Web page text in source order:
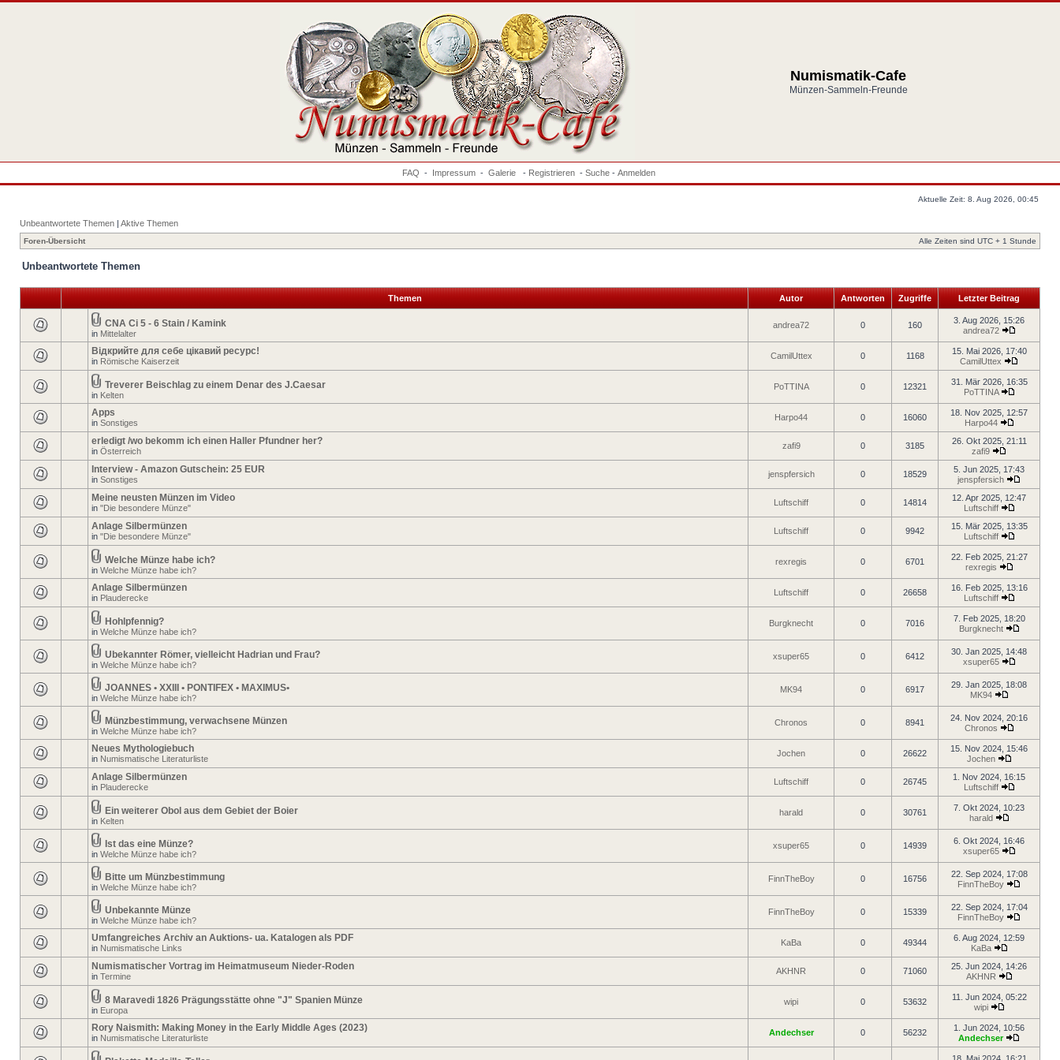
Numismatik-Cafe
Münzen-Sammeln-Freunde
FAQ - Impressum - Galerie - Registrieren - Suche - Anmelden
Aktuelle Zeit: 8. Aug 2026, 00:45
Unbeantwortete Themen | Aktive Themen
Foren-Übersicht Alle Zeiten sind UTC + 1 Stunde
Unbeantwortete Themen
Themen Autor Antworten Zugriffe Letzter Beitrag
CNA Ci 5 - 6 Stain / Kamink
in Mittelalter
andrea72 0 160
3. Aug 2026, 15:26
andrea72
Відкрийте для себе цікавий ресурс!
in Römische Kaiserzeit
CamilUttex 0 1168
15. Mai 2026, 17:40
CamilUttex
Treverer Beischlag zu einem Denar des J.Caesar
in Kelten
PoTTINA 0 12321
31. Mär 2026, 16:35
PoTTINA
Apps
in Sonstiges
Harpo44 0 16060
18. Nov 2025, 12:57
Harpo44
erledigt /wo bekomm ich einen Haller Pfundner her?
in Österreich
zafi9 0 3185
26. Okt 2025, 21:11
zafi9
Interview - Amazon Gutschein: 25 EUR
in Sonstiges
jenspfersich 0 18529
5. Jun 2025, 17:43
jenspfersich
Meine neusten Münzen im Video
in "Die besondere Münze"
Luftschiff 0 14814
12. Apr 2025, 12:47
Luftschiff
Anlage Silbermünzen
in "Die besondere Münze"
Luftschiff 0 9942
15. Mär 2025, 13:35
Luftschiff
Welche Münze habe ich?
in Welche Münze habe ich?
rexregis 0 6701
22. Feb 2025, 21:27
rexregis
Anlage Silbermünzen
in Plauderecke
Luftschiff 0 26658
16. Feb 2025, 13:16
Luftschiff
Hohlpfennig?
in Welche Münze habe ich?
Burgknecht 0 7016
7. Feb 2025, 18:20
Burgknecht
Ubekannter Römer, vielleicht Hadrian und Frau?
in Welche Münze habe ich?
xsuper65 0 6412
30. Jan 2025, 14:48
xsuper65
JOANNES • XXIII • PONTIFEX • MAXIMUS•
in Welche Münze habe ich?
MK94 0 6917
29. Jan 2025, 18:08
MK94
Münzbestimmung, verwachsene Münzen
in Welche Münze habe ich?
Chronos 0 8941
24. Nov 2024, 20:16
Chronos
Neues Mythologiebuch
in Numismatische Literaturliste
Jochen 0 26622
15. Nov 2024, 15:46
Jochen
Anlage Silbermünzen
in Plauderecke
Luftschiff 0 26745
1. Nov 2024, 16:15
Luftschiff
Ein weiterer Obol aus dem Gebiet der Boier
in Kelten
harald 0 30761
7. Okt 2024, 10:23
harald
Ist das eine Münze?
in Welche Münze habe ich?
xsuper65 0 14939
6. Okt 2024, 16:46
xsuper65
Bitte um Münzbestimmung
in Welche Münze habe ich?
FinnTheBoy 0 16756
22. Sep 2024, 17:08
FinnTheBoy
Unbekannte Münze
in Welche Münze habe ich?
FinnTheBoy 0 15339
22. Sep 2024, 17:04
FinnTheBoy
Umfangreiches Archiv an Auktions- ua. Katalogen als PDF
in Numismatische Links
KaBa 0 49344
6. Aug 2024, 12:59
KaBa
Numismatischer Vortrag im Heimatmuseum Nieder-Roden
in Termine
AKHNR 0 71060
25. Jun 2024, 14:26
AKHNR
8 Maravedi 1826 Prägungsstätte ohne "J" Spanien Münze
in Europa
wipi 0 53632
11. Jun 2024, 05:22
wipi
Rory Naismith: Making Money in the Early Middle Ages (2023)
in Numismatische Literaturliste
Andechser 0 56232
1. Jun 2024, 10:56
Andechser